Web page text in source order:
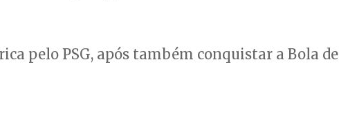
pelo PSG, após também conquistar a Bola de